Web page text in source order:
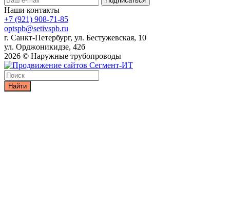
Наши контакты
+7 (921) 908-71-85
optspb@setivspb.ru
г. Санкт-Петербург, ул. Бестужевская, 10
ул. Орджоникидзе, 42б
2026 © Наружные трубопроводы
Найти